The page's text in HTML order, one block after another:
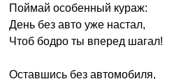
Поймай особенный кураж:
День без авто уже настал,
Чтоб бодро ты вперед шагал!
Оставшись без автомобиля,